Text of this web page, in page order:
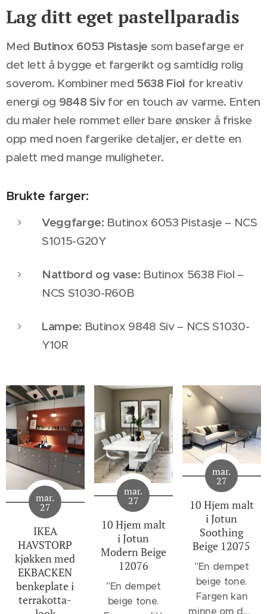
Lag ditt eget pastellparadis
Med Butinox 6053 Pistasje som basefarge er
det lett å bygge et fargerikt og samtidig rolig
soverom. Kombiner med 5638 Fiol for kreativ
energi og 9848 Sivfor en touch av varme. Enten
du maler hele rommet eller bare ønsker å friske
opp med noen fargerike detaljer, er dette en
palett med mange muligheter.
Brukte farger:
Veggfarge: Butinox 6053 Pistasje – NCS
S1015-G20Y
Nattbord og vase: Butinox 5638 Fiol –
NCS S1030-R60B
Lampe: Butinox 9848 Siv – NCS S1030-
Y10R
mar.
27
IKEA
HAVSTORP
kjøkken med
EKBACKEN
benkeplate i
terrakotta-
mar.
27
10 Hjem malt
i Jotun
Modern Beige
12076
"En dempet
beige tone.
mar.
27
10 Hjem malt
i Jotun
Soothing
Beige 12075
"En dempet
beige tone.
Fargen kan
minne om den